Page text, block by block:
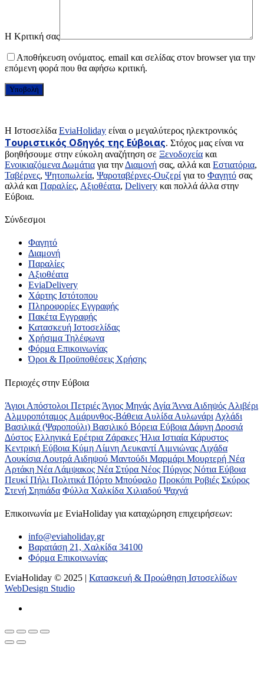
Η Κριτική σας
Αποθήκευση ονόματος. email και σελίδας στον browser για την
επόμενη φορά που θα αφήσω κριτική.
H Ιστοσελίδα EviaHoliday είναι ο μεγαλύτερος ηλεκτρονικός
Τουριστικός Οδηγός της Εύβοιας. Στόχος μας είναι να
βοηθήσουμε στην εύκολη αναζήτηση σε Ξενοδοχεία και
Ενοικιαζόμενα Δωμάτια για την Διαμονή σας, αλλά και Εστιατόρια,
Ταβέρνες, Ψητοπωλεία, Ψαροταβέρνες-Ουζερί για το Φαγητό σας
αλλά και Παραλίες, Αξιοθέατα, Delivery και πολλά άλλα στην
Εύβοια.
Σύνδεσμοι
Φαγητό
Διαμονή
Παραλίες
Αξιοθέατα
EviaDelivery
Χάρτης Ιστότοπου
Πληροφορίες Εγγραφής
Πακέτα Εγγραφής
Κατασκευή Ιστοσελίδας
Χρήσιμα Τηλέφωνα
Φόρμα Επικοινωνίας
Όροι & Προϋποθέσεις Xρήσης
Περιοχές στην Εύβοια
Άγιοι Απόστολοι Πετριές Άγιος Μηνάς Αγία Άννα Αιδηψός Αλιβέρι
Αλμυροπόταμος Αμάρυνθος-Βάθεια Αυλίδα Αυλωνάρι Αχλάδι
Βασιλικά (Ψαροπούλι) Βασιλικό Βόρεια Εύβοια Δάφνη Δροσιά
Δύστος Ελληνικά Ερέτρια ΖάρακεςΉλια Ιστιαία Κάρυστος
Κεντρική Εύβοια Κύμη Λίμνη Λευκαντί Λιμνιώνας Λιχάδα
Λουκίσια Λουτρά Αιδηψού Μαντούδι Μαρμάρι Μουρτερή Νέα
Αρτάκη Νέα Λάμψακος Νέα Στύρα Νέος Πύργος Νότια Εύβοια
Πευκί Πήλι Πολιτικά Πόρτο Μπούφαλο Προκόπι Ροβιές Σκύρος
Στενή Σηπιάδα Φύλλα Χαλκίδα Χιλιαδού Ψαχνά
Επικοινωνία με ΕviaHoliday για καταχώρηση επιχειρήσεων:
info@eviaholiday.gr
Βαρατάση 21, Χαλκίδα 34100
Φόρμα Επικοινωνίας
EviaHoliday © 2025 | Κατασκευή & Προώθηση Ιστοσελίδων
WebDesign Studio